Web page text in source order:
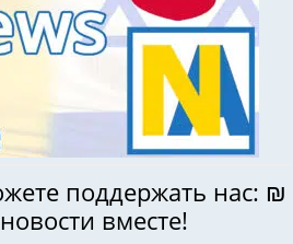
поддержать нас:
вместе!